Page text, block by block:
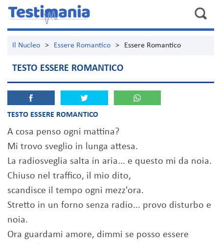
Il Nucleo > Essere Romantico > Essere Romantico
TESTO ESSERE ROMANTICO
TESTO ESSERE ROMANTICO
A cosa penso ogni mattina?
Mi trovo sveglio in lunga attesa.
La radiosveglia salta in aria... e questo mi da noia.
Chiuso nel traffico, il mio dito,
scandisce il tempo ogni mezz'ora.
Stretto in un forno senza radio... provo disturbo e
noia.
Ora guardami amore, dimmi se posso essere